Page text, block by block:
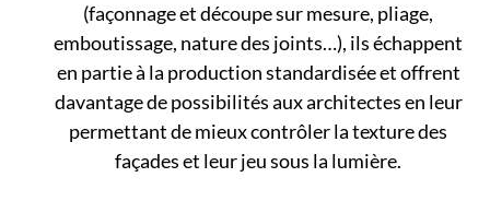
(façonnage et découpe sur mesure, pliage,
emboutissage, nature des joints…), ils échappent
en partie à la production standardisée et offrent
davantage de possibilités aux architectes en leur
permettant de mieux contrôler la texture des
façades et leur jeu sous la lumière.